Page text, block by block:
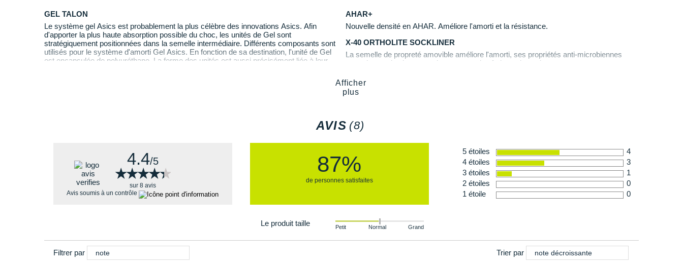
GEL TALON
Le système gel Asics est probablement la plus célèbre des innovations Asics. Afin
d'apporter la plus haute absorption possible du choc, les unités de Gel sont
stratégiquement positionnées dans la semelle intermédiaire. Différents composants sont
utilisés pour le système d'amorti Gel Asics. En fonction de sa destination, l'unité de Gel
est encapsulée de polyuréthane. La forme des unités est aussi précisément liée à leur
AHAR+
Nouvelle densité en AHAR. Améliore l'amorti et la résistance.
X-40 ORTHOLITE SOCKLINER
La semelle de propreté amovible améliore l'amorti, ses propriétés anti-microbiennes
garantissent de plus un environnement plus frais et plus sain.
Afficher
plus
AVIS (8)
4.4/5
★★★★★
★★★★★
sur 8 avis
Avis soumis à un contrôle
87%
de personnes satisfaites
5 étoiles
4
4 étoiles
3
3 étoiles
1
2 étoiles
0
1 étoile
0
Le produit taille Petit Normal Grand
Filtrer par note Trier par note décroissante